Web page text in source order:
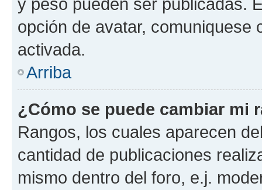
opción de avatar, comuniquese
activada.
Arriba
¿Cómo se puede cambiar mi
Rangos, los cuales aparecen
cantidad de publicaciones
mismo dentro del foro, e.j.